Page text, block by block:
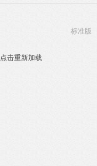
标准版
点击重新加载